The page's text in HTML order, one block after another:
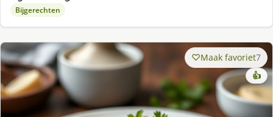
Bijgerechten
Maak favoriet7
👍